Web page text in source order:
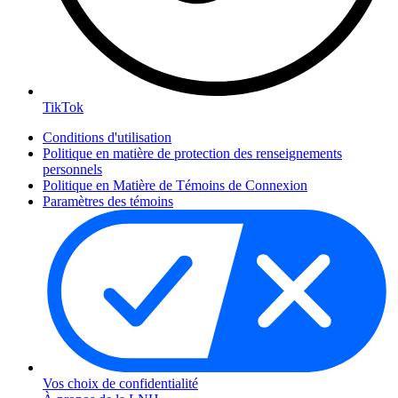
TikTok
Conditions d'utilisation
Politique en matière de protection des renseignements
personnels
Politique en Matière de Témoins de Connexion
Paramètres des témoins
Vos choix de confidentialité